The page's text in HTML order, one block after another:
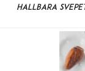
Hållbara